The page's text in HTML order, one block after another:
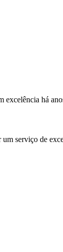
excelência há
serviço de